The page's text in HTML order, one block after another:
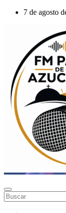
Saltar
7 de agosto